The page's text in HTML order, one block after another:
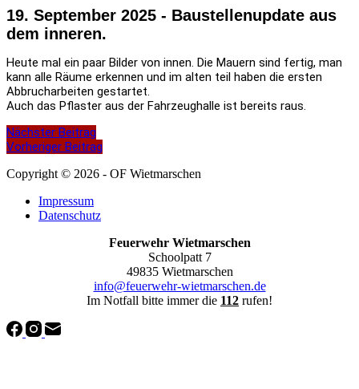
19. September 2025 - Baustellenupdate aus
dem inneren.
Heute mal ein paar Bilder von innen. Die Mauern sind fertig, man
kann alle Räume erkennen und im alten teil haben die ersten
Abbrucharbeiten gestartet.
Auch das Pflaster aus der Fahrzeughalle ist bereits raus.
Nächster Beitrag
Vorheriger Beitrag
Copyright © 2026 - OF Wietmarschen
Impressum
Datenschutz
Feuerwehr Wietmarschen
Schoolpatt 7
49835 Wietmarschen
info@feuerwehr-wietmarschen.de
Im Notfall bitte immer die 112 rufen!